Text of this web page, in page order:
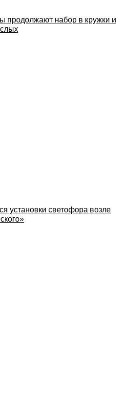
продолжают набор в кружки и
установки светофора возле